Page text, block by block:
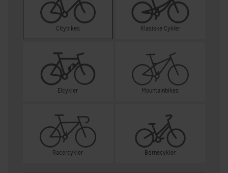
Citybikes Klasiske Cykler
Elcykler Mountainbikes
Racercykler Børnecykler